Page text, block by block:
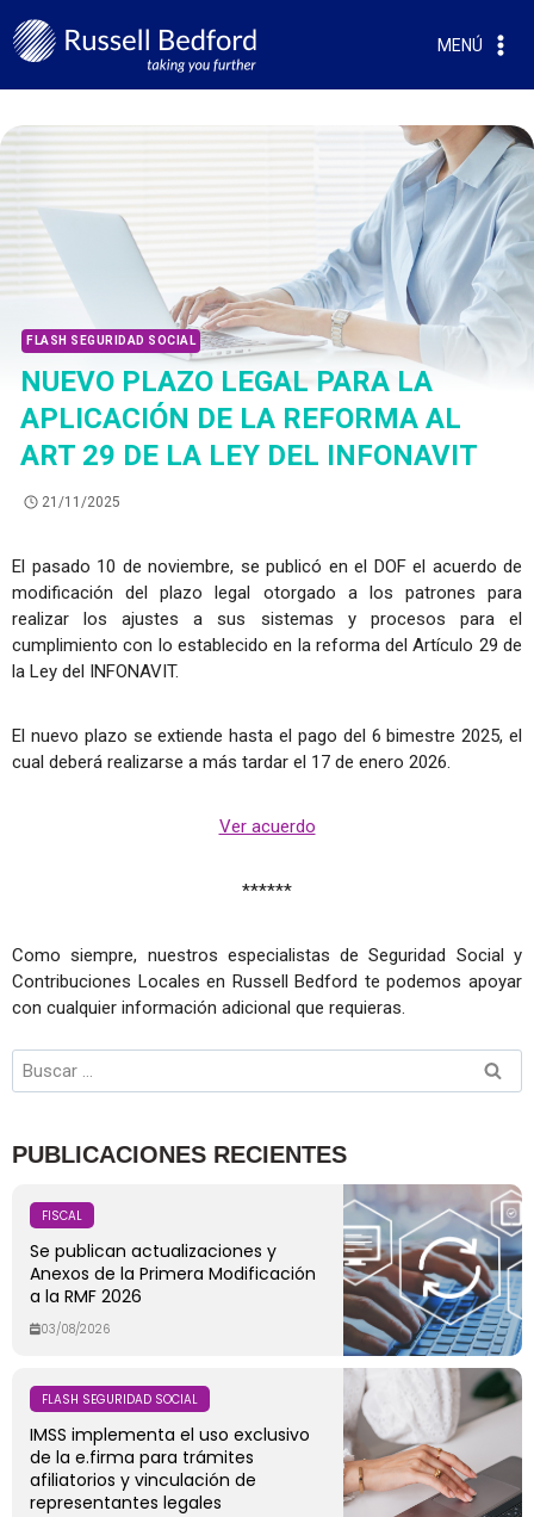
MENÚ
FLASH SEGURIDAD SOCIAL
NUEVO PLAZO LEGAL PARA LA
APLICACIÓN DE LA REFORMA AL
ART 29 DE LA LEY DEL INFONAVIT
21/11/2025
El pasado 10 de noviembre, se publicó en el DOF el acuerdo de
modificación del plazo legal otorgado a los patrones para
realizar los ajustes a sus sistemas y procesos para el
cumplimiento con lo establecido en la reforma del Artículo 29 de
la Ley del INFONAVIT.
El nuevo plazo se extiende hasta el pago del 6 bimestre 2025, el
cual deberá realizarse a más tardar el 17 de enero 2026.
Ver acuerdo
******
Como siempre, nuestros especialistas de Seguridad Social y
Contribuciones Locales en Russell Bedford te podemos apoyar
con cualquier información adicional que requieras.
PUBLICACIONES RECIENTES
FISCAL
Se publican actualizaciones y
Anexos de la Primera Modificación
a la RMF 2026
03/08/2026
FLASH SEGURIDAD SOCIAL
IMSS implementa el uso exclusivo
de la e.firma para trámites
afiliatorios y vinculación de
representantes legales